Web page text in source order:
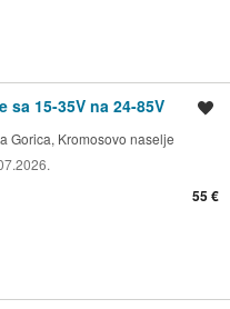
15-35V na 24-85V
Gorica, Kromosovo naselje
55 €